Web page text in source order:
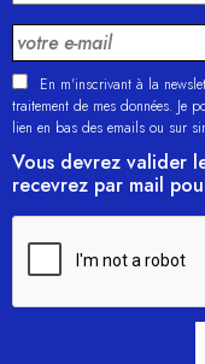
En m'inscrivant à la
traitement de mes données. Je
lien en bas des emails ou sur
Vous devrez valider
recevrez par mail